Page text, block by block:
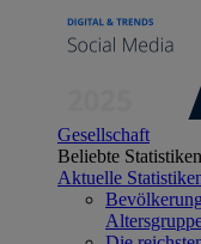
Gesellschaft
Beliebte Statistiken
Aktuelle